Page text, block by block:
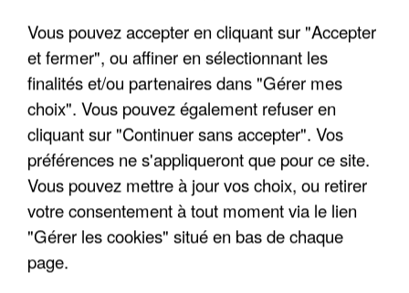
LES DONNÉES DE 300 000 CLIENTS DÉROBÉES À
INTERMARCHÉ APRÈS UNE...
Vous pouvez accepter en cliquant sur "Accepter
et fermer", ou affiner en sélectionnant les
finalités et/ou partenaires dans "Gérer mes
choix". Vous pouvez également refuser en
cliquant sur "Continuer sans accepter". Vos
préférences ne s'appliqueront que pour ce site.
Vous pouvez mettre à jour vos choix, ou retirer
votre consentement à tout moment via le lien
"Gérer les cookies" situé en bas de chaque
page.